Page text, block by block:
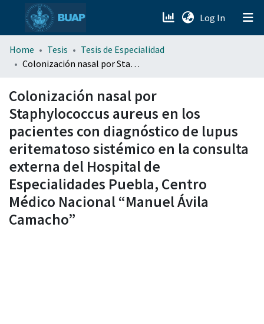
Log In (current)
menu.section.about_menu
Home Tesis
Tesis de Especialidad
Colonización nasal por Staphylococcus aureus en los pacientes con diagnóstico de lupus eritematoso sistémico en la consulta externa del Hospital de Especialidades Puebla, Centro Médico Nacional “Manuel Ávila Camacho”
Colonización nasal por
Staphylococcus aureus en los
pacientes con diagnóstico de lupus
eritematoso sistémico en la consulta
externa del Hospital de
Especialidades Puebla, Centro
Médico Nacional “Manuel Ávila
Camacho”